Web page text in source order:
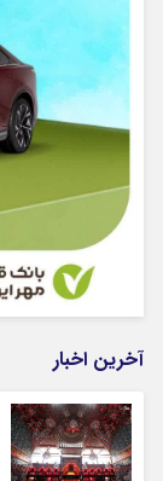
آخرین اخبار